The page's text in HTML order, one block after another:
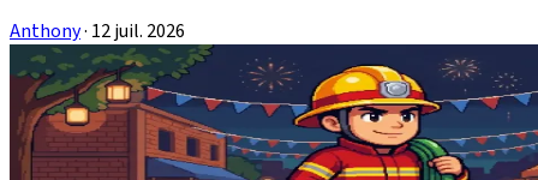
Anthony· 12 juil. 2026